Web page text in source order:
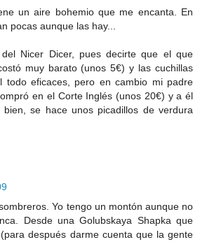
un aire bohemio que me encanta. En
pocas aunque las hay...
Nicer Dicer, pues decirte que el que
muy barato (unos 5€) y las cuchillas
todo eficaces, pero en cambio mi padre
en el Corte Inglés (unos 20€) y a él
bien, se hace unos picadillos de verdura
Yo tengo un montón aunque no
Desde una Golubskaya Shapka que
después darme cuenta que la gente